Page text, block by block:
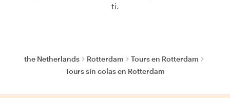
ti.
the Netherlands Rotterdam
Tours en Rotterdam
Tours sin colas en Rotterdam